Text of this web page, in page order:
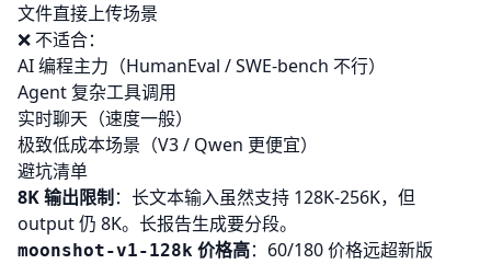
文件直接上传场景
❌ 不适合：
AI 编程主力（HumanEval / SWE-bench 不行）
Agent 复杂工具调用
实时聊天（速度一般）
极致低成本场景（V3 / Qwen 更便宜）
避坑清单
8K 输出限制 ：长文本输入虽然支持 128K-256K，但
output 仍 8K。长报告生成要分段。
moonshot-v1-128k 价格高：60/180 价格远超新版